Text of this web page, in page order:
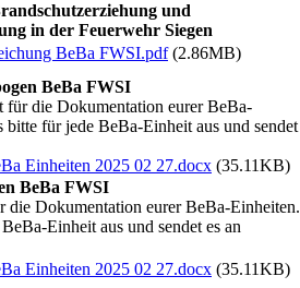
und
in der Feuerwehr Siegen
BeBa FWSI.pdf(2.86MB)
BeBa FWSI
für die Dokumentation eurer BeBa-
bitte für jede BeBa-Einheit aus und sendet
Einheiten 2025 02 27.docx (35.11KB)
BeBa FWSI
die Dokumentation eurer BeBa-Einheiten.
Einheit aus und sendet es an
Einheiten 2025 02 27.docx (35.11KB)